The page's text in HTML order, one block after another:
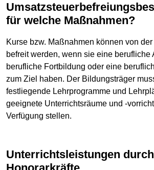
Umsatzsteuerbefreiungsbescheinigung –
für welche Maßnahmen?
Kurse bzw. Maßnahmen können von
befreit werden, wenn sie eine berufliche
berufliche Fortbildung oder eine
zum Ziel haben. Der Bildungsträger
festliegende Lehrprogramme und
geeignete Unterrichtsräume und -
Verfügung stellen.
Unterrichtsleistungen durch